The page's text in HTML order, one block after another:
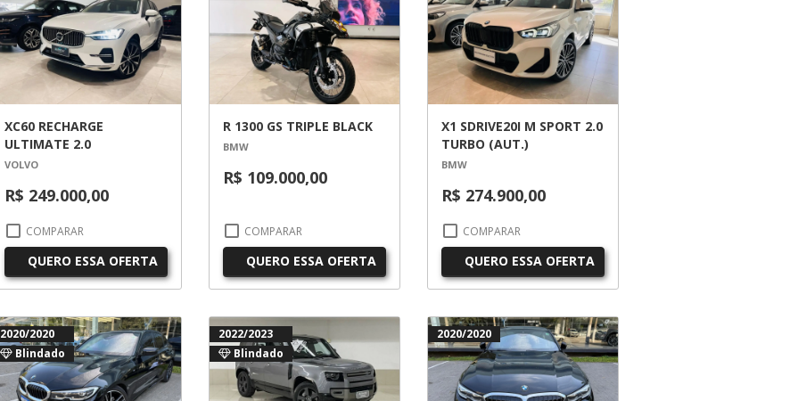
XC60 RECHARGE
ULTIMATE 2.0
VOLVO
R$ 249.000,00
COMPARAR
QUERO ESSA OFERTA
R 1300 GS TRIPLE BLACK
BMW
R$ 109.000,00
COMPARAR
QUERO ESSA OFERTA
X1 SDRIVE20I M SPORT 2.0
TURBO (AUT.)
BMW
R$ 274.900,00
COMPARAR
QUERO ESSA OFERTA
2020/2020
Blindado
2022/2023
Blindado
2020/2020